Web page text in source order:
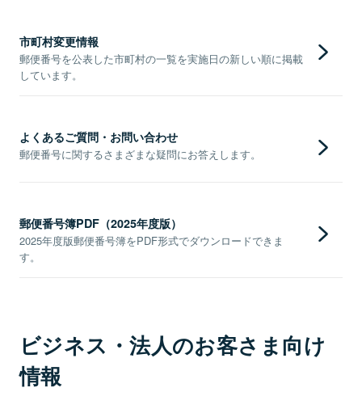
市町村変更情報
郵便番号を公表した市町村の一覧を実施日の新しい順に掲載
しています。
よくあるご質問・お問い合わせ
郵便番号に関するさまざまな疑問にお答えします。
郵便番号簿PDF（2025年度版）
2025年度版郵便番号簿をPDF形式でダウンロードできま
す。
ビジネス・法人のお客さま向け
情報